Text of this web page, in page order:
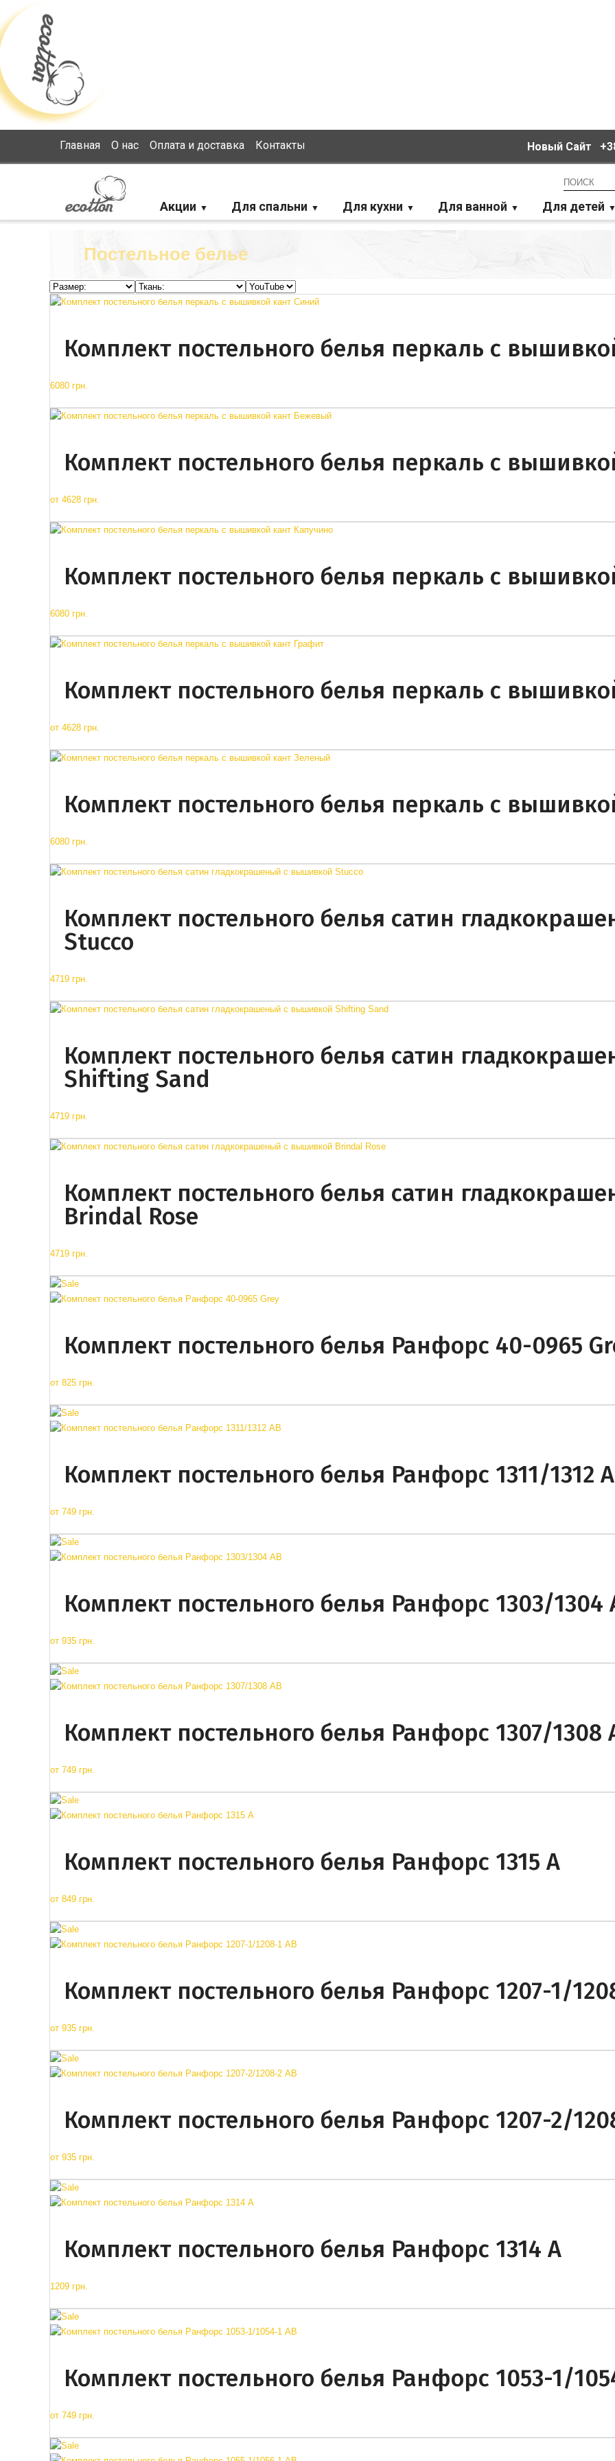
Главная О нас Оплата и доставка Контакты Новый Сайт
Акции Для спальни Для кухни Для ванной Для детей
Постельное белье
Комплект постельного белья перкаль с
6080 грн.
Комплект постельного белья перкаль с
от 4628 грн.
Комплект постельного белья перкаль с
6080 грн.
Комплект постельного белья перкаль с
от 4628 грн.
Комплект постельного белья перкаль с
6080 грн.
Комплект постельного белья сатин
Stucco
4719 грн.
Комплект постельного белья сатин
Shifting Sand
4719 грн.
Комплект постельного белья сатин
Brindal Rose
4719 грн.
Комплект постельного белья Ранфорс 40-0965
от 825 грн.
Комплект постельного белья Ранфорс 1311/1312
от 749 грн.
Комплект постельного белья Ранфорс 1303/1304
от 935 грн.
Комплект постельного белья Ранфорс 1307/1308
от 749 грн.
Комплект постельного белья Ранфорс 1315 A
от 849 грн.
Комплект постельного белья Ранфорс 1207-1/
от 935 грн.
Комплект постельного белья Ранфорс 1207-2/
от 935 грн.
Комплект постельного белья Ранфорс 1314 А
1209 грн.
Комплект постельного белья Ранфорс 1053-1/
от 749 грн.